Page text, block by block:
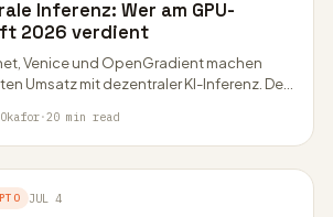
Inferenz: Wer am GPU-
2026 verdient
Venice und OpenGradient machen
Umsatz mit dezentraler KI-Inferenz. Der
für… ·20 min read
JUL 4